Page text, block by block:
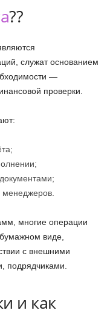
??
служат основанием
—
проверки.
менеджеров.
многие операции
виде,
с внешними
подрядчиками.
и как